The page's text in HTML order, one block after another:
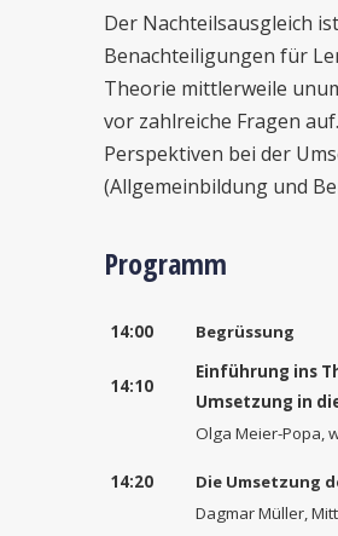
Der Nachteilsausgleich
Benachteiligungen für
Theorie mittlerweile
vor zahlreiche Fragen
Perspektiven bei der
(Allgemeinbildung und
Programm
14:00 Begrüssung
14:10
Einführung ins
Umsetzung in
Olga Meier-Popa,
14:20 Die Umsetzung
Dagmar Müller,